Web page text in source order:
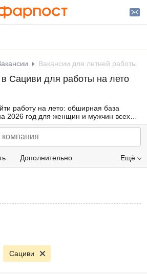
Вакансии для летней работы
Сациви для работы на лето
работу на лето: обширная база
2026 год для женщин и мужчин всех
и кадровых агентств.
фильтрацией по профессиональным
занятости и другим параметрам или
сайту — так намного проще найти то,
Ещё
Дополнительно
Сациви